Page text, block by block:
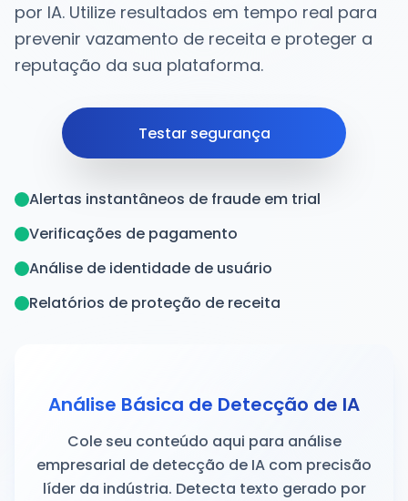
por IA. Utilize resultados em tempo real para
prevenir vazamento de receita e proteger a
reputação da sua plataforma.
Testar segurança
Alertas instantâneos de fraude em trial
Verificações de pagamento
Análise de identidade de usuário
Relatórios de proteção de receita
Análise Básica de Detecção de IA
Cole seu conteúdo aqui para análise
empresarial de detecção de IA com precisão
líder da indústria. Detecta texto gerado por